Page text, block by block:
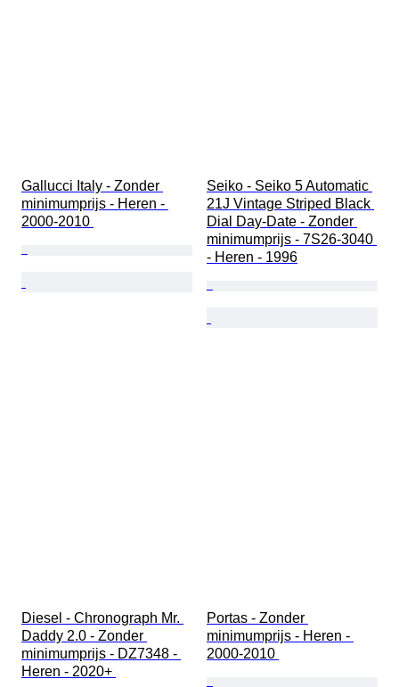
Gallucci Italy - Zonder
minimumprijs - Heren -
2000-2010
Seiko - Seiko 5 Automatic
21J Vintage Striped Black
Dial Day-Date - Zonder
minimumprijs - 7S26-3040
- Heren - 1996
Diesel - Chronograph Mr.
Daddy 2.0 - Zonder
minimumprijs - DZ7348 -
Heren - 2020+
Portas - Zonder
minimumprijs - Heren -
2000-2010